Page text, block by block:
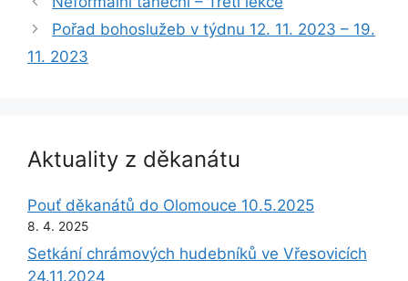
Pořad bohoslužeb v týdnu 12. 11. 2023 – 19.
11. 2023
Aktuality z děkanátu
Pouť děkanátů do Olomouce 10.5.2025
8. 4. 2025
Setkání chrámových hudebníků ve Vřesovicích
24.11.2024